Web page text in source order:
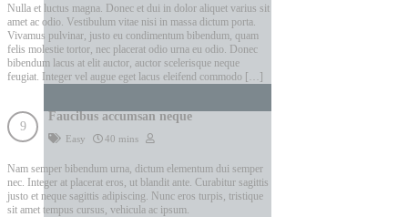
Nulla et luctus magna. Donec et dui in dolor aliquet varius sit
amet ac odio. Vestibulum vitae nisi in massa dictum porta.
Vivamus pulvinar, justo eu condimentum bibendum, quam
felis molestie tortor, nec placerat odio urna eu odio. Donec
bibendum lacus at elit auctor, auctor scelerisque neque
feugiat. Integer vel augue eget lacus eleifend commodo […]
Faucibus accumsan neque
Easy 40 mins
Nam semper bibendum urna, dictum elementum dui semper
nec. Integer at placerat eros, ut blandit ante. Curabitur sagittis
justo et neque sagittis adipiscing. Nunc eros turpis, tristique
sit amet tempus cursus, vehicula ac ipsum.